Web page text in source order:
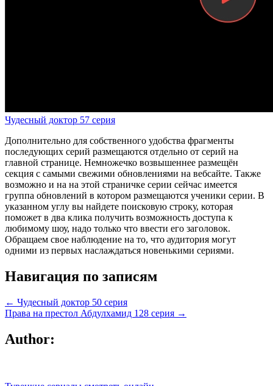
Чудесный доктор 57 серия
Дополнительно для собственного удобства фрагменты
последующих серий размещаются отдельно от серий на
главной странице. Немножечко возвышеннее размещён
секция с самыми свежими обновлениями на вебсайте. Также
возможно и на на этой страничке серии сейчас имеется
группа обновлений в котором размещаются ученики серии. В
указанном углу вы найдете поисковую строку, которая
поможет в два клика получить возможность доступа к
любимому шоу, надо только что ввести его заголовок.
Обращаем свое наблюдение на то, что аудитория могут
одними из первых наслаждаться новенькими сериями.
Навигация по записям
← Чудесный доктор 50 серия
Права на престол Абдулхамид 128 серия →
Author: